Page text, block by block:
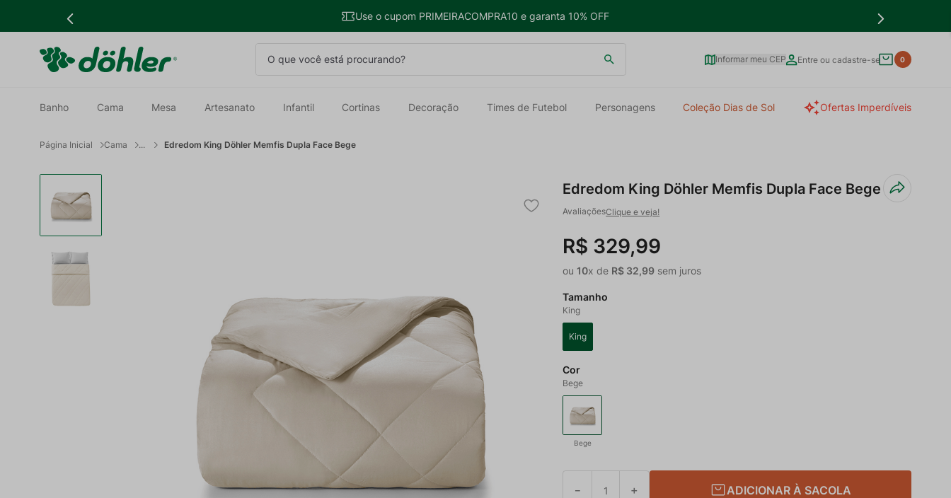
Use o cupom PRIMEIRACOMPRA10 e garanta 10% OFF
Informar meu CEP Entre ou cadastre-se 0
Banho Cama Mesa Artesanato Infantil Cortinas Decoração Times de Futebol Personagens Coleção Dias de Sol Ofertas Imperdíveis
Cama Edredom King Döhler Memfis Dupla Face Bege
Edredom King Döhler Memfis Dupla Face Bege
Clique e veja!
R$ 329,99
ou10x de R$ 32,99 sem juros
Tamanho
King
King
Cor
Bege
Bege
＋
－ ADICIONAR À SACOLA